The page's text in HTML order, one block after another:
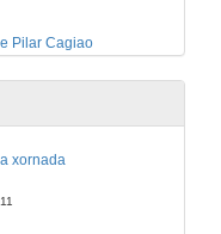
Pilar Cagiao
xornada